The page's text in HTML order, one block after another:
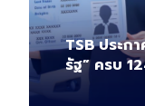
TSB ประก
รัฐ” ครบ